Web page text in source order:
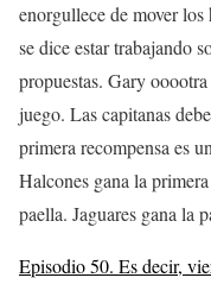
enorgullece de mover
se dice estar trabajando
propuestas. Gary
juego. Las capitanas
primera recompensa es
Halcones gana la
paella. Jaguares gana la
Episodio 50. Es decir,